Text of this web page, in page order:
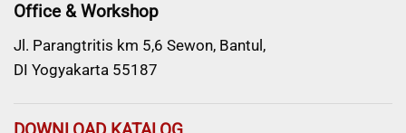
Office & Workshop
Jl. Parangtritis km 5,6 Sewon, Bantul,
DI Yogyakarta 55187